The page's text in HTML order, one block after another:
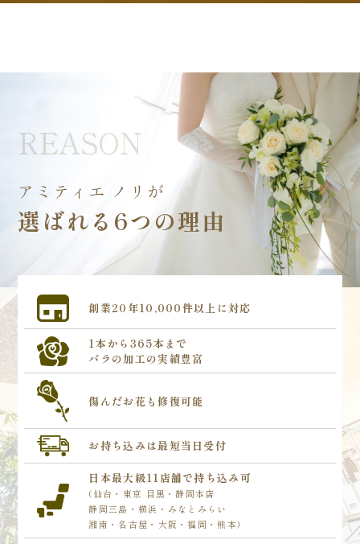
REASON
アミティエ ノリが
選ばれる6つの理由
創業20年10,000件以上に対応
1本から365本まで
バラの加工の実績豊富
傷んだお花も修復可能
お持ち込みは最短当日受付
日本最大級11店舗で持ち込み可
(仙台・東京 目黒・静岡本店
静岡三島・横浜・みなとみらい
湘南・名古屋・大阪・福岡・熊本)